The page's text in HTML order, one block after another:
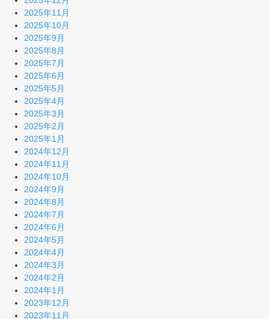
2025年11月
2025年10月
2025年9月
2025年8月
2025年7月
2025年6月
2025年5月
2025年4月
2025年3月
2025年2月
2025年1月
2024年12月
2024年11月
2024年10月
2024年9月
2024年8月
2024年7月
2024年6月
2024年5月
2024年4月
2024年3月
2024年2月
2024年1月
2023年12月
2023年11月